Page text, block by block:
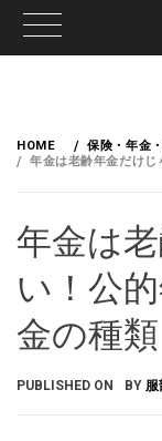
HOME
保険・年金
年金は老齢年金だけじ
年金は
い！公
金の種類
PUBLISHED ON BY 服